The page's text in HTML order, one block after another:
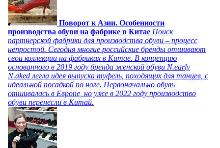
Поворот к Азии. Особенности
производства обуви на фабрике в Китае Поиск
партнерской фабрики для производства обуви – процесс
непростой. Сегодня многие российские бренды отшивают
свои коллекции на фабриках в Китае. В концепцию
основанного в 2019 году бренда женской обуви N.early
N.aked легла идея выпуска туфель, походящих для танцев, с
идеальной посадкой по ноге. Первоначально обувь
отшивалась в Европе, но уже в 2022 году производство
обуви перенесли в Китай.